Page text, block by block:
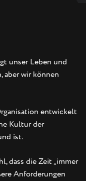
unser Leben und
aber wir können
entwickelt
Kultur der
ist.
dass die Zeit „immer
Anforderungen